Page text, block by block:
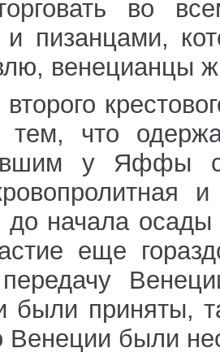
во
и пизанцами,
венецианцы
тем, что
у Яффы
начала осады
еще
были приняты,
Венеции были